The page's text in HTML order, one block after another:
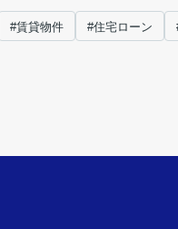
#賃貸物件 #住宅ローン